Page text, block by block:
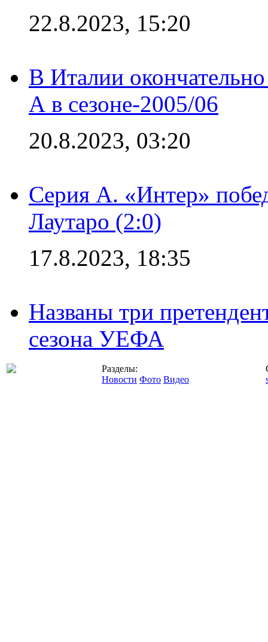
22.8.2023, 15:20
В Италии
А в сезоне-2005/06
20.8.2023, 03:20
Серия А. «Интер»
Лаутаро (2:0)
17.8.2023, 18:35
Названы три
сезона УЕФА
Разделы:
Новости Фото Видео